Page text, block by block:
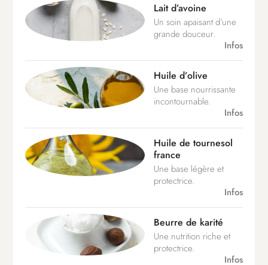
Lait d’avoine
Un soin apaisant d’une
grande douceur.
Infos
Huile d’olive
Une base nourrissante
incontournable.
Infos
Huile de tournesol
france
Une base légère et
protectrice.
Infos
Beurre de karité
Une nutrition riche et
protectrice.
Infos